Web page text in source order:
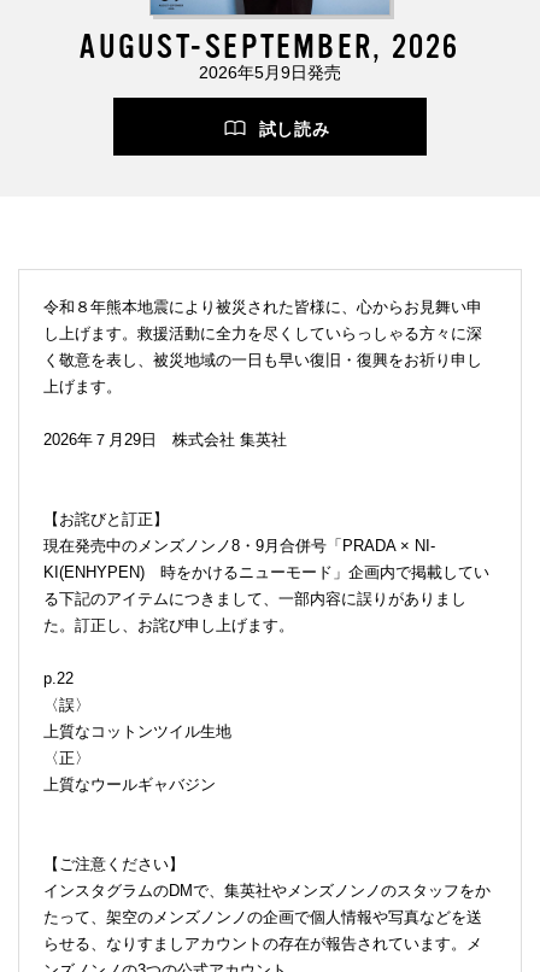
AUGUST-SEPTEMBER, 2026
2026年5月9日発売
試し読み
令和８年熊本地震により被災された皆様に、心からお見舞い申
し上げます。救援活動に全力を尽くしていらっしゃる方々に深
く敬意を表し、被災地域の一日も早い復旧・復興をお祈り申し
上げます。
2026年７月29日 株式会社 集英社
【お詫びと訂正】
現在発売中のメンズノンノ8・9月合併号「PRADA × NI-
KI(ENHYPEN) 時をかけるニューモード」企画内で掲載してい
る下記のアイテムにつきまして、一部内容に誤りがありまし
た。訂正し、お詫び申し上げます。
p.22
〈誤〉
上質なコットンツイル生地
〈正〉
上質なウールギャバジン
【ご注意ください】
インスタグラムのDMで、集英社やメンズノンノのスタッフをか
たって、架空のメンズノンノの企画で個人情報や写真などを送
らせる、なりすましアカウントの存在が報告されています。メ